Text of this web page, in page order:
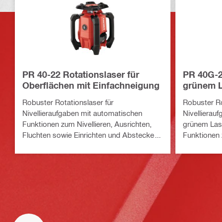
PR 40-22 Rotationslaser für
Oberflächen mit Einfachneigung
Robuster Rotationslaser für
Nivellieraufgaben mit automatischen
Funktionen zum Nivellieren, Ausrichten,
Fluchten sowie Einrichten und Abstecken
Akku-Plattform)
PR
grünem
Robuster
grünem
Funktionen
von